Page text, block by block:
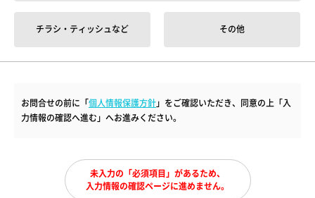
チラシ・ティッシュなど その他
お問合せの前に「個人情報保護方針」をご確認いただき、同意の上「入
力情報の確認へ進む」へお進みください。
未入力の「必須項目」があるため、
入力情報の確認ページに進めません。